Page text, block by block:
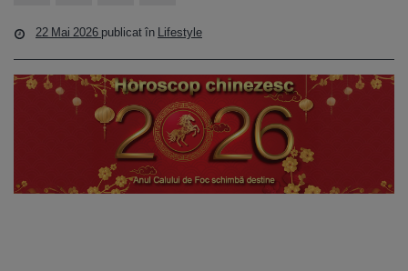
22 Mai 2026 publicat în Lifestyle